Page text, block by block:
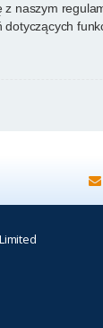
naszym